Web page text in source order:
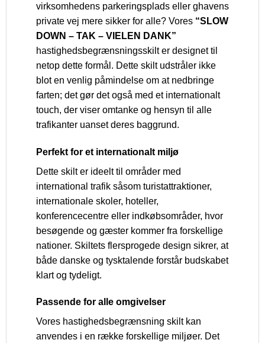
virksomhedens parkeringsplads eller ghavens
private vej mere sikker for alle? Vores “SLOW
DOWN – TAK – VIELEN DANK”
hastighedsbegrænsningsskilt er designet til
netop dette formål. Dette skilt udstråler ikke
blot en venlig påmindelse om at nedbringe
farten; det gør det også med et internationalt
touch, der viser omtanke og hensyn til alle
trafikanter uanset deres baggrund.
Perfekt for et internationalt miljø
Dette skilt er ideelt til områder med
international trafik såsom turistattraktioner,
internationale skoler, hoteller,
konferencecentre eller indkøbsområder, hvor
besøgende og gæster kommer fra forskellige
nationer. Skiltets flersprogede design sikrer, at
både danske og tysktalende forstår budskabet
klart og tydeligt.
Passende for alle omgivelser
Vores hastighedsbegrænsning skilt kan
anvendes i en række forskellige miljøer. Det